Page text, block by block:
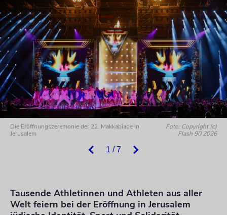
1 / 7
Die Eröffnungszeremonie der 22. Makkabiade in
Jerusalem
Foto: Copyright (c)
Flash 90 2026
Tausende Athletinnen und Athleten aus aller
Welt feiern bei der Eröffnung in Jerusalem